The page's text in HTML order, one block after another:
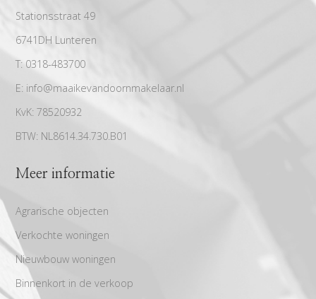
Stationsstraat 49
6741DH Lunteren
T: 0318-483700
E: info@maaikevandoornmakelaar.nl
KvK: 78520932
BTW: NL8614.34.730.B01
Meer informatie
Agrarische objecten
Verkochte woningen
Nieuwbouw woningen
Binnenkort in de verkoop